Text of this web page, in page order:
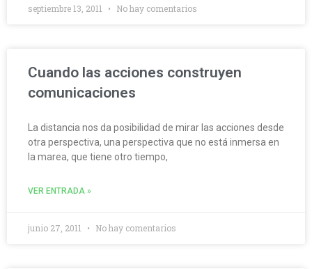
septiembre 13, 2011 No hay comentarios
Cuando las acciones construyen
comunicaciones
La distancia nos da posibilidad de mirar las acciones desde
otra perspectiva, una perspectiva que no está inmersa en
la marea, que tiene otro tiempo,
VER ENTRADA »
junio 27, 2011 No hay comentarios